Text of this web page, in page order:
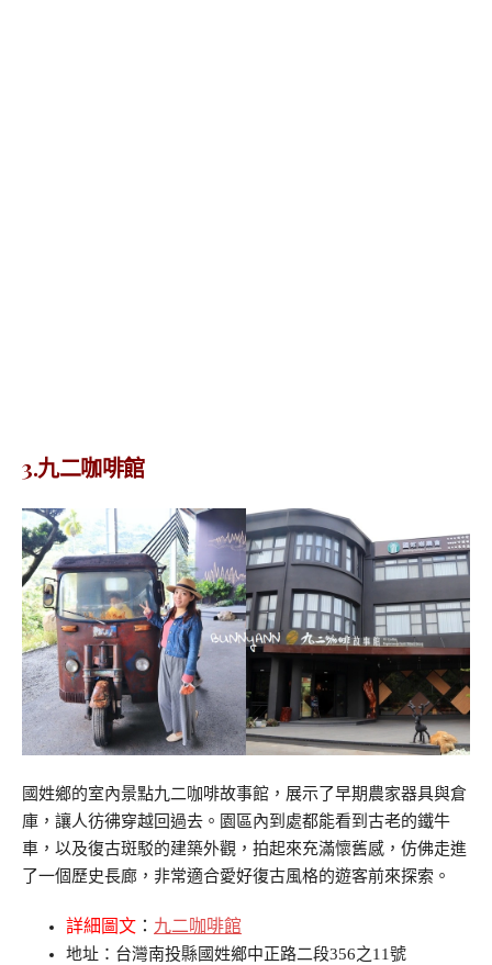
3.九二咖啡館
國姓鄉的室內景點九二咖啡故事館，展示了早期農家器具與倉
庫，讓人彷彿穿越回過去。園區內到處都能看到古老的鐵牛
車，以及復古斑駁的建築外觀，拍起來充滿懷舊感，仿佛走進
了一個歷史長廊，非常適合愛好復古風格的遊客前來探索。
詳細圖文 ： 九二咖啡館
地址：台灣南投縣國姓鄉中正路二段356之11號